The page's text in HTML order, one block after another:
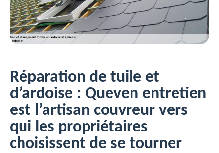
Réparation de tuile et
d’ardoise : Queven entretien
est l’artisan couvreur vers
qui les propriétaires
choisissent de se tourner